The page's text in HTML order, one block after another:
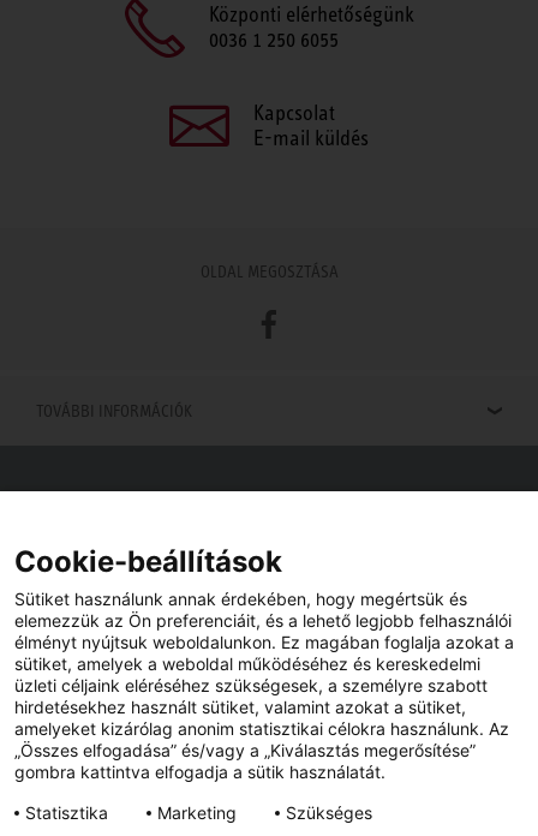
Központi elérhetőségünk
0036 1 250 6055
Kapcsolat
E-mail küldés
OLDAL MEGOSZTÁSA
Facebook
TOVÁBBI INFORMÁCIÓK
Viszonteladót keres az Ön közelében? Nem probléma.
YouTube Facebook
Cookie-beállítások
Sütiket használunk annak érdekében, hogy megértsük és
elemezzük az Ön preferenciáit, és a lehető legjobb felhasználói
élményt nyújtsuk weboldalunkon. Ez magában foglalja azokat a
sütiket, amelyek a weboldal működéséhez és kereskedelmi
üzleti céljaink eléréséhez szükségesek, a személyre szabott
hirdetésekhez használt sütiket, valamint azokat a sütiket,
amelyeket kizárólag anonim statisztikai célokra használunk. Az
„Összes elfogadása” és/vagy a „Kiválasztás megerősítése”
gombra kattintva elfogadja a sütik használatát.
Statisztika
Marketing Szükséges